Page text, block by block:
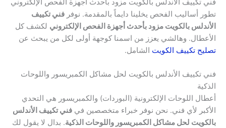
تطور أساليب الفحص يخلينا دايماً بالمقدمة. نوفر فني تكييف
الأندلس بالكويت مزود بأحدث أجهزة الفحص الإلكتروني لكشف كل
الأعطال. وهالشي يعزز من اسمنا كوجهة أولى لكل من يبحث عن
تصليح تكييف الكويت الشامل.
فني تكييف الأندلس بالكويت لحل مشاكل الكمبريسور واللوحات
الذكية
أعطال اللوحات الإلكترونية (البوردات) والكمبريسور هي التحدي
الأكبر لأي فني. نحن نوفر خبراء متخصصين في فني تكييف الأندلس
بالكويت لحل مشاكل الكمبريسور واللوحات الذكية. بدال لا يقول لك